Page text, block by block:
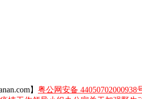
】 粤公网安备 44050702000938